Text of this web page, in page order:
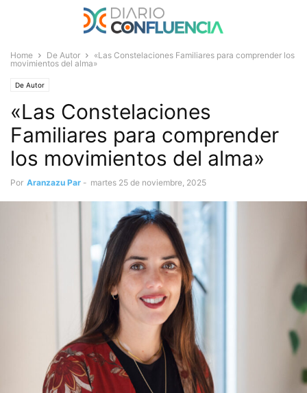
Home De Autor
«Las Constelaciones Familiares para comprender los
movimientos del alma»
De Autor
«Las Constelaciones
Familiares para comprender
los movimientos del alma»
Por Aranzazu Par - martes 25 de noviembre, 2025